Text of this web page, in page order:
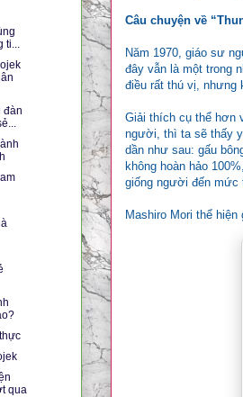
Câu chuyện về
Năm 1970, giáo sư
đây vẫn là một trong
điều rất thú vị, nhưng
Giải thích cụ thể hơn
người, thì ta sẽ thấy
dần như sau: gấu
không hoàn hảo
giống người đến mức
Mashiro Mori thể hiện
đàn
qua